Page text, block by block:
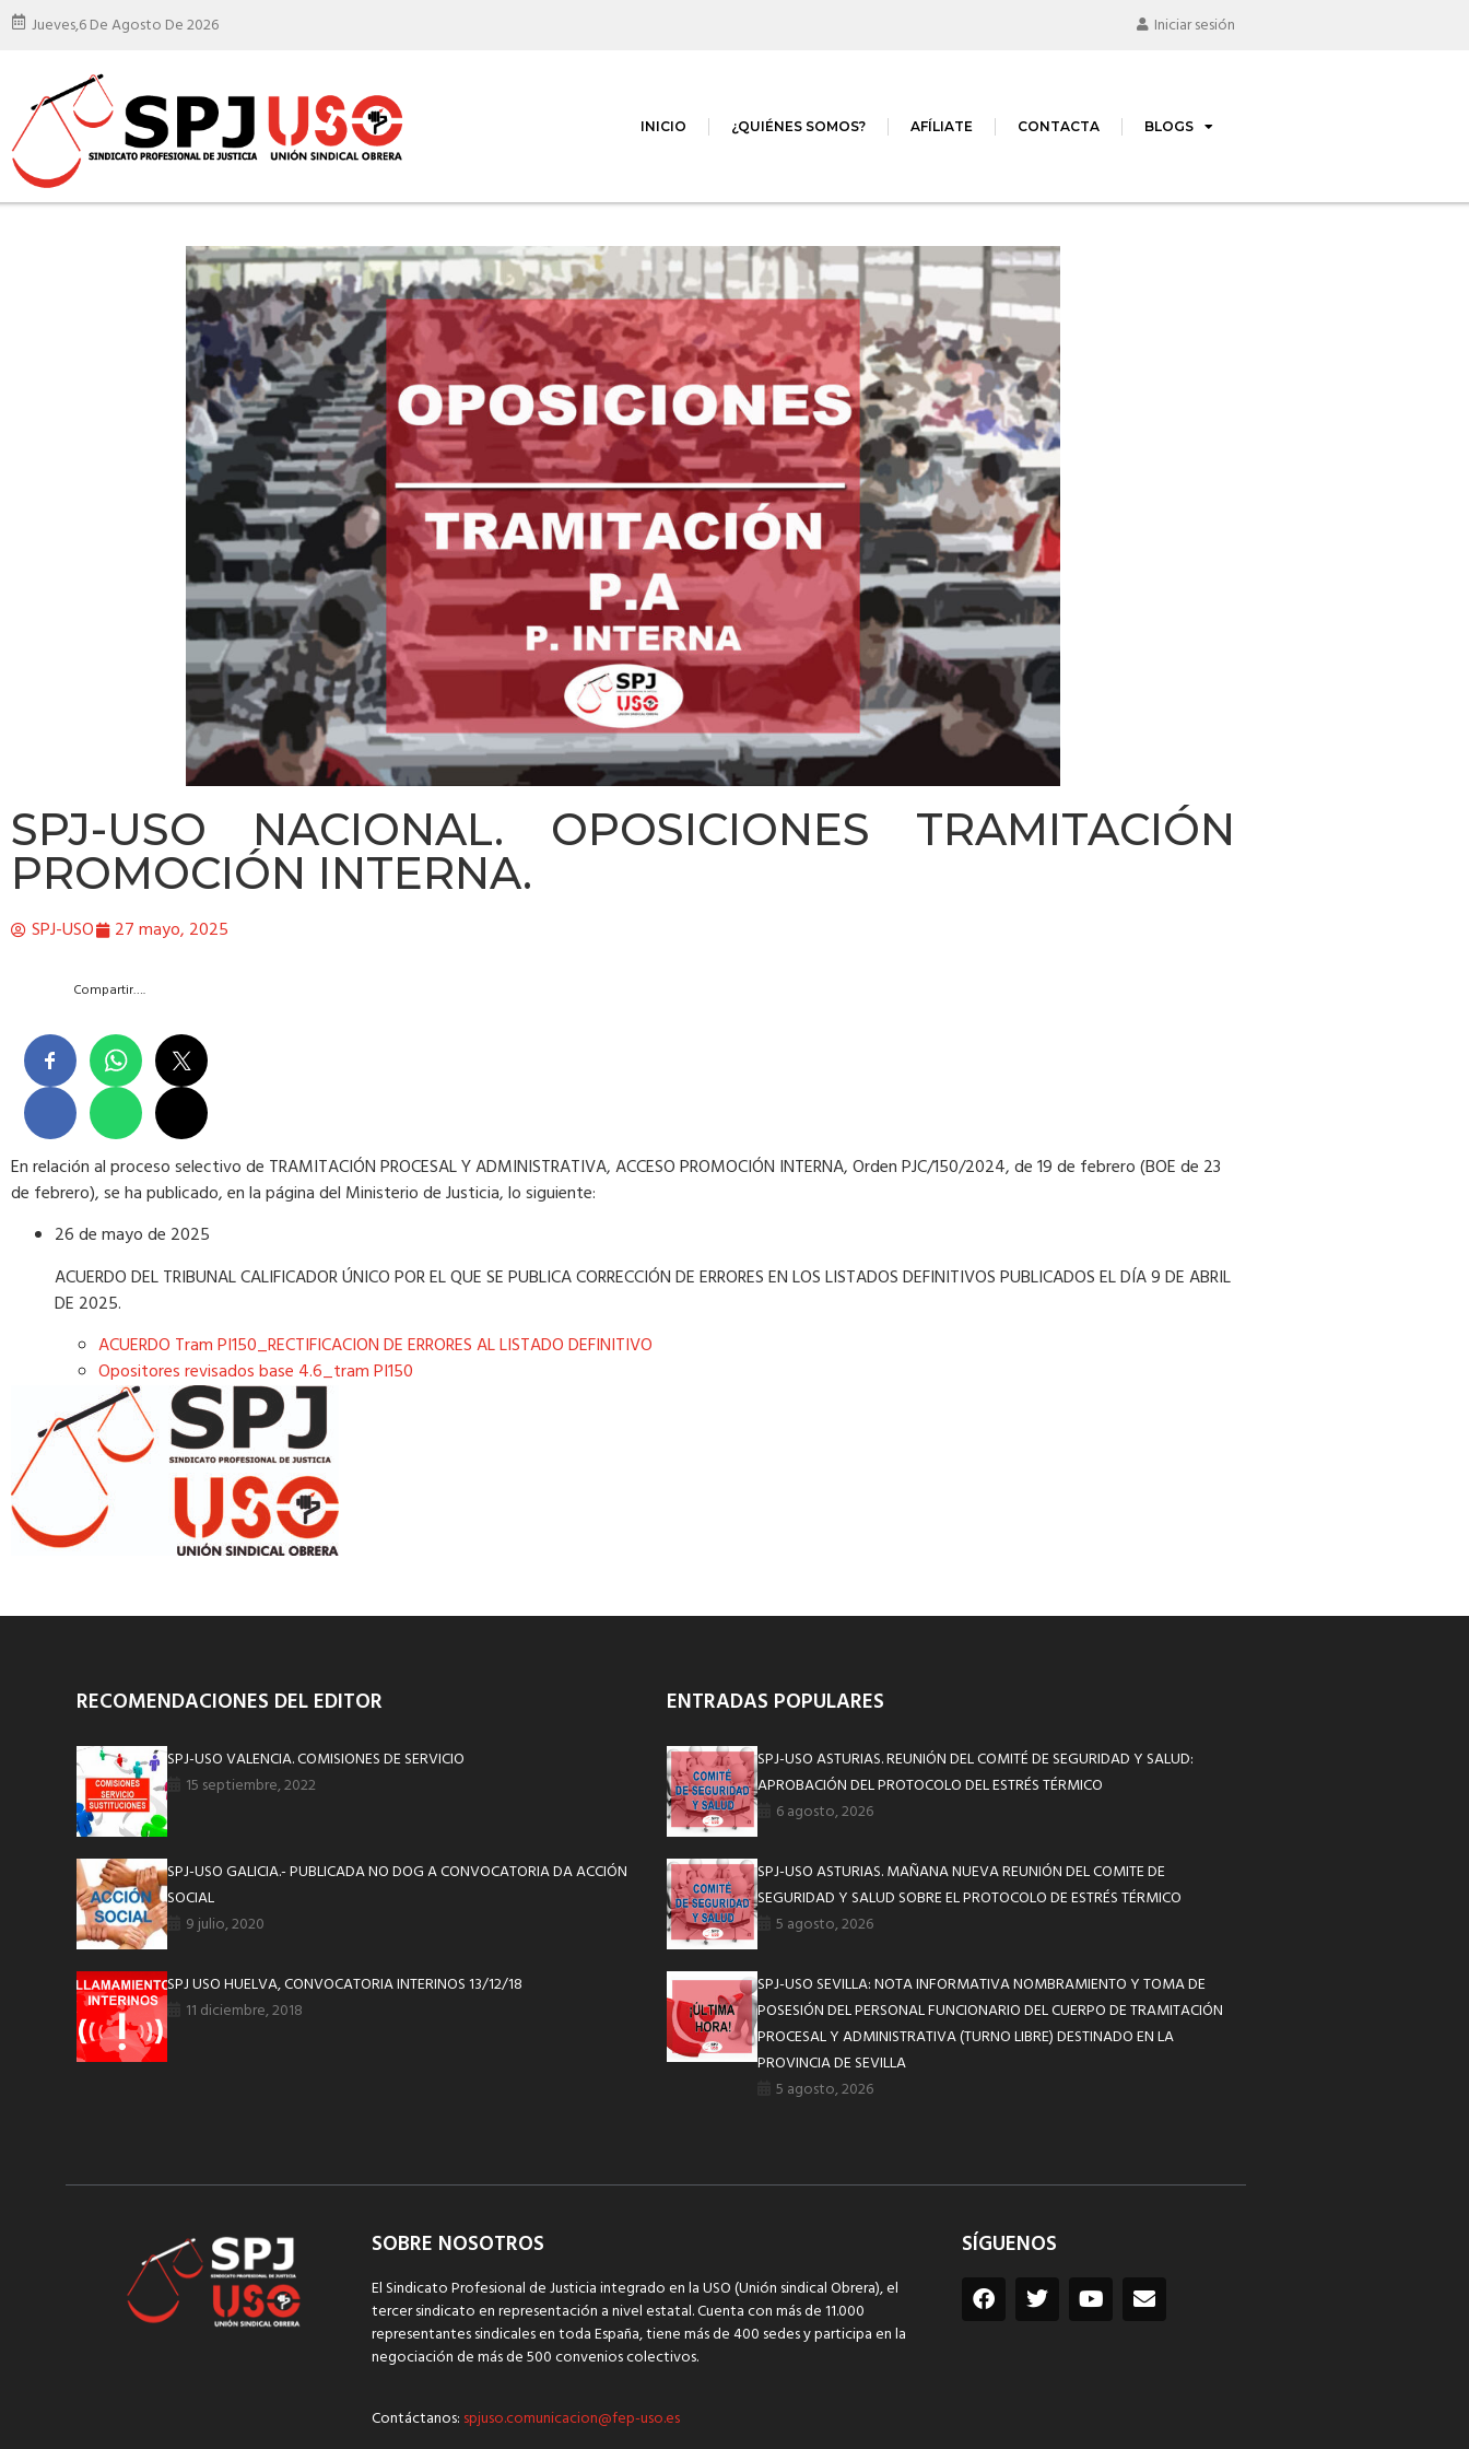
Jueves,6 De Agosto De 2026 Iniciar sesión
INICIO ¿QUIÉNES SOMOS? AFÍLIATE CONTACTA BLOGS
SPJ-USO NACIONAL. OPOSICIONES TRAMITACIÓN
PROMOCIÓN INTERNA.
SPJ-USO 27 mayo, 2025
Compartir….
En relación al proceso selectivo de TRAMITACIÓN PROCESAL Y ADMINISTRATIVA, ACCESO PROMOCIÓN INTERNA, Orden PJC/150/2024, de 19 de febrero (BOE de 23
de febrero), se ha publicado, en la página del Ministerio de Justicia, lo siguiente:
26 de mayo de 2025
ACUERDO DEL TRIBUNAL CALIFICADOR ÚNICO POR EL QUE SE PUBLICA CORRECCIÓN DE ERRORES EN LOS LISTADOS DEFINITIVOS PUBLICADOS EL DÍA 9 DE ABRIL
DE 2025.
ACUERDO Tram PI150_RECTIFICACION DE ERRORES AL LISTADO DEFINITIVO
Opositores revisados base 4.6_tram PI150
RECOMENDACIONES DEL EDITOR
SPJ-USO VALENCIA. COMISIONES DE SERVICIO
15 septiembre, 2022
SPJ-USO GALICIA.- PUBLICADA NO DOG A CONVOCATORIA DA ACCIÓN
SOCIAL
9 julio, 2020
SPJ USO HUELVA, CONVOCATORIA INTERINOS 13/12/18
11 diciembre, 2018
ENTRADAS POPULARES
SPJ-USO ASTURIAS. REUNIÓN DEL COMITÉ DE SEGURIDAD Y SALUD:
APROBACIÓN DEL PROTOCOLO DEL ESTRÉS TÉRMICO
6 agosto, 2026
SPJ-USO ASTURIAS. MAÑANA NUEVA REUNIÓN DEL COMITE DE
SEGURIDAD Y SALUD SOBRE EL PROTOCOLO DE ESTRÉS TÉRMICO
5 agosto, 2026
SPJ-USO SEVILLA: NOTA INFORMATIVA NOMBRAMIENTO Y TOMA DE
POSESIÓN DEL PERSONAL FUNCIONARIO DEL CUERPO DE TRAMITACIÓN
PROCESAL Y ADMINISTRATIVA (TURNO LIBRE) DESTINADO EN LA
PROVINCIA DE SEVILLA
5 agosto, 2026
SOBRE NOSOTROS
El Sindicato Profesional de Justicia integrado en la USO (Unión sindical Obrera), el
tercer sindicato en representación a nivel estatal. Cuenta con más de 11.000
representantes sindicales en toda España, tiene más de 400 sedes y participa en la
negociación de más de 500 convenios colectivos.
Contáctanos: spjuso.comunicacion@fep-uso.es
SÍGUENOS